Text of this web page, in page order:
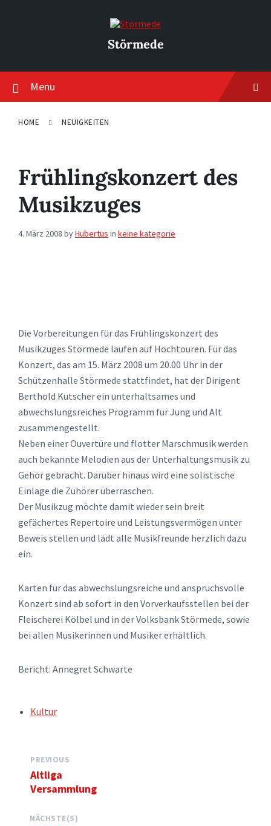
Störmede
Menu
HOME NEUIGKEITEN
Frühlingskonzert des
Musikzuges
4. März 2008 byHubertus in keine kategorie
Die Vorbereitungen für das Frühlingskonzert des
Musikzuges Störmede laufen auf Hochtouren. Für das
Konzert, das am 15. März 2008 um 20.00 Uhr in der
Schützenhalle Störmede stattfindet, hat der Dirigent
Berthold Kutscher ein unterhaltsames und
abwechslungsreiches Programm für Jung und Alt
zusammengestellt.
Neben einer Ouvertüre und flotter Marschmusik werden
auch bekannte Melodien aus der Unterhaltungsmusik zu
Gehör gebracht. Darüber hinaus wird eine solistische
Einlage die Zuhörer überraschen.
Der Musikzug möchte damit wieder sein breit
gefächertes Repertoire und Leistungsvermögen unter
Beweis stellen und lädt alle Musikfreunde herzlich dazu
ein.
Karten für das abwechslungsreiche und anspruchsvolle
Konzert sind ab sofort in den Vorverkaufsstellen bei der
Fleischerei Kölbel und in der Volksbank Störmede, sowie
bei allen Musikerinnen und Musiker erhältlich.
Bericht: Annegret Schwarte
TAGS:Kultur
PREVIOUS
Altliga
Versammlung
NÄCHSTE(S)